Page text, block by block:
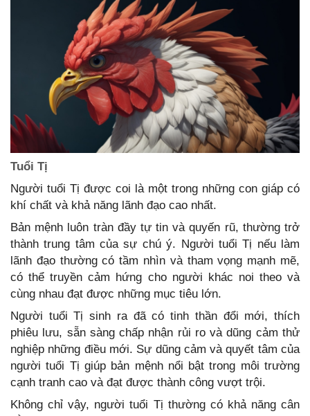
Tuổi Tị
Người tuổi Tị được coi là một trong những con giáp có
khí chất và khả năng lãnh đạo cao nhất.
Bản mệnh luôn tràn đầy tự tin và quyến rũ, thường trở
thành trung tâm của sự chú ý. Người tuổi Tị nếu làm
lãnh đạo thường có tầm nhìn và tham vọng mạnh mẽ,
có thể truyền cảm hứng cho người khác noi theo và
cùng nhau đạt được những mục tiêu lớn.
Người tuổi Tị sinh ra đã có tinh thần đổi mới, thích
phiêu lưu, sẵn sàng chấp nhận rủi ro và dũng cảm thử
nghiệp những điều mới. Sự dũng cảm và quyết tâm của
người tuổi Tị giúp bản mệnh nổi bật trong môi trường
cạnh tranh cao và đạt được thành công vượt trội.
Không chỉ vậy, người tuổi Tị thường có khả năng cân